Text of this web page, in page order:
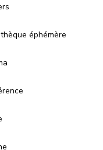
éphémère